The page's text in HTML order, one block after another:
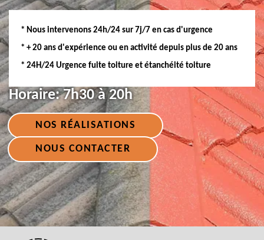
* Nous intervenons 24h/24 sur 7j/7 en cas d'urgence
* + 20 ans d'expérience ou en activité depuis plus de 20 ans
* 24H/24 Urgence fuite toiture et étanchéité toiture
Horaire:7h30 à 20h
NOS RÉALISATIONS
NOUS CONTACTER